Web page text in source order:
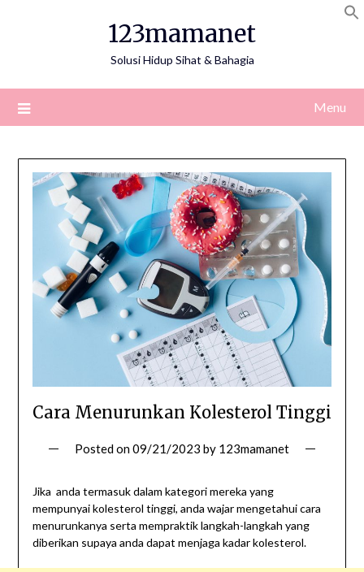
123mamanet
Solusi Hidup Sihat & Bahagia
Menu
Cara Menurunkan Kolesterol Tinggi
Posted on09/21/2023 by 123mamanet
Jika anda termasuk dalam kategori mereka yang
mempunyai kolesterol tinggi, anda wajar mengetahui cara
menurunkanya serta mempraktik langkah-langkah yang
diberikan supaya anda dapat menjaga kadar kolesterol.